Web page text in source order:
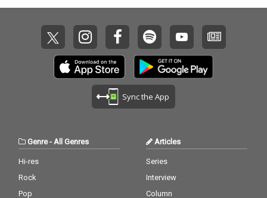
Sync the App
Genre-All Genres
Hi-res
Rock
Pop
Articles
Series
Interview
Column